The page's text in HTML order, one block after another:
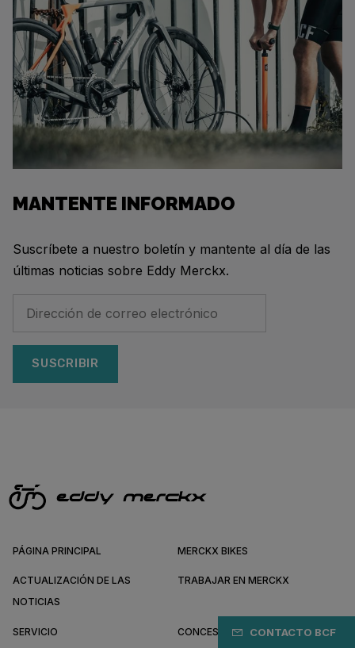
CONTACTO BCF
MANTENTE INFORMADO
Suscríbete a nuestro boletín y mantente al día de las
últimas noticias sobre Eddy Merckx.
SUSCRIBIR
PÁGINA PRINCIPAL MERCKX BIKES
ACTUALIZACIÓN DE LAS
NOTICIAS
TRABAJAR EN MERCKX
SERVICIO CONCESIONARIOS DE MERCKX